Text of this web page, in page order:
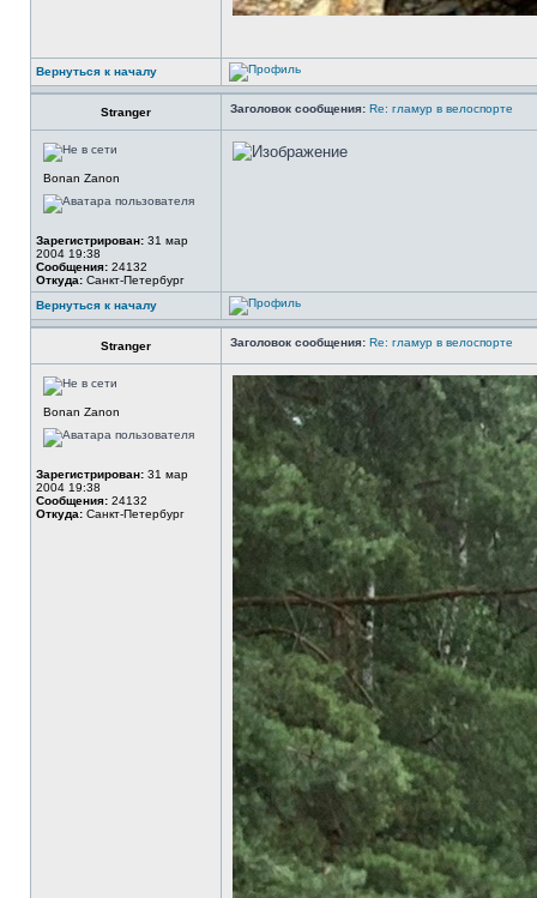
Вернуться к началу
Stranger Заголовок сообщения: Re: гламур в велоспорте
Bonan Zanon
Зарегистрирован: 31 мар
2004 19:38
Сообщения: 24132
Откуда: Санкт-Петербург
Вернуться к началу
Stranger Заголовок сообщения: Re: гламур в велоспорте
Bonan Zanon
Зарегистрирован: 31 мар
2004 19:38
Сообщения: 24132
Откуда: Санкт-Петербург